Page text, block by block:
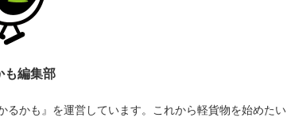
も編集部
るかも』を運営しています。これから軽貨物を始めたい